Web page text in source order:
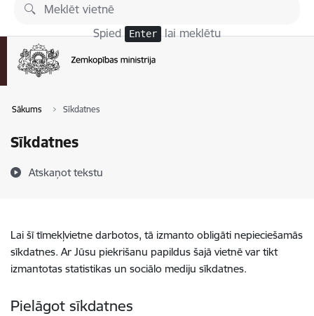
Pāriet uz lapas saturu
Spied Enter lai meklētu
Sākums Sīkdatnes
Sīkdatnes
Atskaņot tekstu
Lai šī tīmekļvietne darbotos, tā izmanto obligāti nepieciešamās
sīkdatnes. Ar Jūsu piekrišanu papildus šajā vietnē var tikt
izmantotas statistikas un sociālo mediju sīkdatnes.
Pielāgot sīkdatnes